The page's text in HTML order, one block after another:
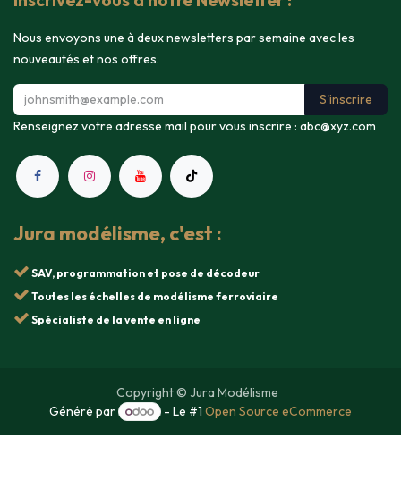
Nous envoyons une à deux newsletters par semaine avec les
nouveautés et nos offres.
S'inscrire
Renseignez votre adresse mail pour vous inscrire : abc@xyz.com
Jura modélisme, c'est :
SAV, programmation et pose de décodeur
Toutes les échelles de modélisme ferroviaire
Spécialiste de la vente en ligne
Copyright © Jura Modélisme
Généré par
- Le #1Open Source eCommerce